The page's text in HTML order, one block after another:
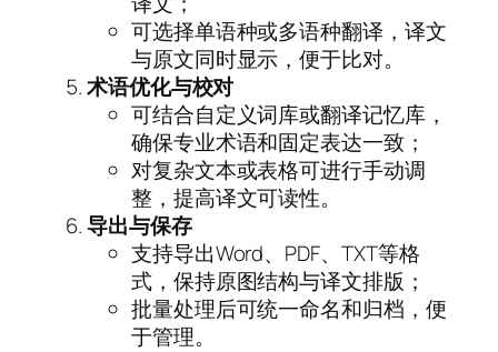
可选择单语种或多语种翻译，译文
与原文同时显示，便于比对。
术语优化与校对
可结合自定义词库或翻译记忆库，
确保专业术语和固定表达一致；
对复杂文本或表格可进行手动调
整，提高译文可读性。
导出与保存
支持导出Word、PDF、TXT等格
式，保持原图结构与译文排版；
批量处理后可统一命名和归档，便
于管理。